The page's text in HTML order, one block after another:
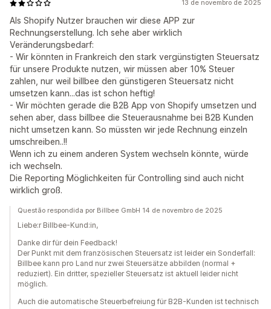
13 de novembro de 2025
Als Shopify Nutzer brauchen wir diese APP zur
Rechnungserstellung. Ich sehe aber wirklich
Veränderungsbedarf:
- Wir könnten in Frankreich den stark vergünstigten Steuersatz
für unsere Produkte nutzen, wir müssen aber 10% Steuer
zahlen, nur weil billbee den günstigeren Steuersatz nicht
umsetzen kann...das ist schon heftig!
- Wir möchten gerade die B2B App von Shopify umsetzen und
sehen aber, dass billbee die Steuerausnahme bei B2B Kunden
nicht umsetzen kann. So müssten wir jede Rechnung einzeln
umschreiben..!!
Wenn ich zu einem anderen System wechseln könnte, würde
ich wechseln.
Die Reporting Möglichkeiten für Controlling sind auch nicht
wirklich groß.
Questão respondida por Billbee GmbH 14 de novembro de 2025
Liebe:r Billbee-Kund:in,
Danke dir für dein Feedback!
Der Punkt mit dem französischen Steuersatz ist leider ein Sonderfall:
Billbee kann pro Land nur zwei Steuersätze abbilden (normal +
reduziert). Ein dritter, spezieller Steuersatz ist aktuell leider nicht
möglich.
Auch die automatische Steuerbefreiung für B2B-Kunden ist technisch